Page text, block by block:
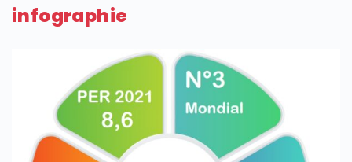
infographie